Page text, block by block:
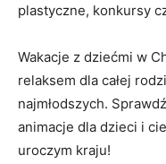
‍plastyczne, konkursy
Wakacje z ‌dziećmi ⁣w
⁢relaksem ‍dla⁣ całej
najmłodszych.
animacje dla dzieci i
uroczym kraju!